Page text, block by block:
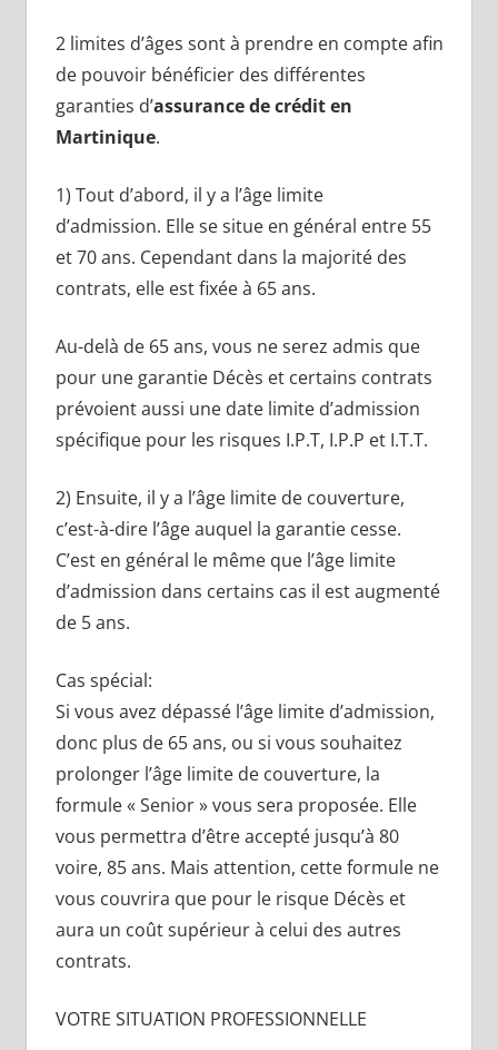
2 limites d’âges sont à prendre en compte afin
de pouvoir bénéficier des différentes
garanties d’assurance de crédit en
Martinique.
1) Tout d’abord, il y a l’âge limite
d’admission. Elle se situe en général entre 55
et 70 ans. Cependant dans la majorité des
contrats, elle est fixée à 65 ans.
Au-delà de 65 ans, vous ne serez admis que
pour une garantie Décès et certains contrats
prévoient aussi une date limite d’admission
spécifique pour les risques I.P.T, I.P.P et I.T.T.
2) Ensuite, il y a l’âge limite de couverture,
c’est-à-dire l’âge auquel la garantie cesse.
C’est en général le même que l’âge limite
d’admission dans certains cas il est augmenté
de 5 ans.
Cas spécial:
Si vous avez dépassé l’âge limite d’admission,
donc plus de 65 ans, ou si vous souhaitez
prolonger l’âge limite de couverture, la
formule « Senior » vous sera proposée. Elle
vous permettra d’être accepté jusqu’à 80
voire, 85 ans. Mais attention, cette formule ne
vous couvrira que pour le risque Décès et
aura un coût supérieur à celui des autres
contrats.
VOTRE SITUATION PROFESSIONNELLE